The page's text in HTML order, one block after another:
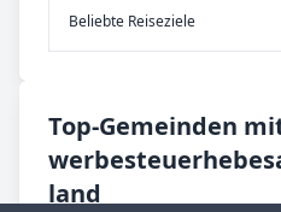
Be­lieb­te Rei­se­zie­le
Top-­Ge­mein­den
land